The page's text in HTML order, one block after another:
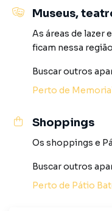
premiados da cidade;
Conveniência
de altíssimo padrão,
de transporte público,
região de Curitiba.
Com as obras
Museus,
As áreas de lazere
ficam nessa
Buscar outros
Perto de
Shoppings
Os shoppings e
Buscar outros
Perto de Pátio